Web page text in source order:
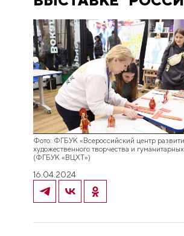
Фото: ФГБУК «Всероссийский центр
художественного творчества и
(ФГБУК «ВЦХТ»)
16.04.2024